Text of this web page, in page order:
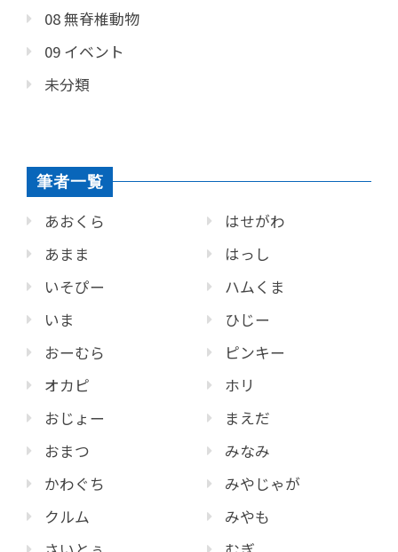
08 無脊椎動物
09 イベント
未分類
筆者一覧
あおくら
あまま
いそぴー
いま
おーむら
オカピ
おじょー
おまつ
かわぐち
クルム
はせがわ
はっし
ハムくま
ひじー
ピンキー
ホリ
まえだ
みなみ
みやじゃが
みやも